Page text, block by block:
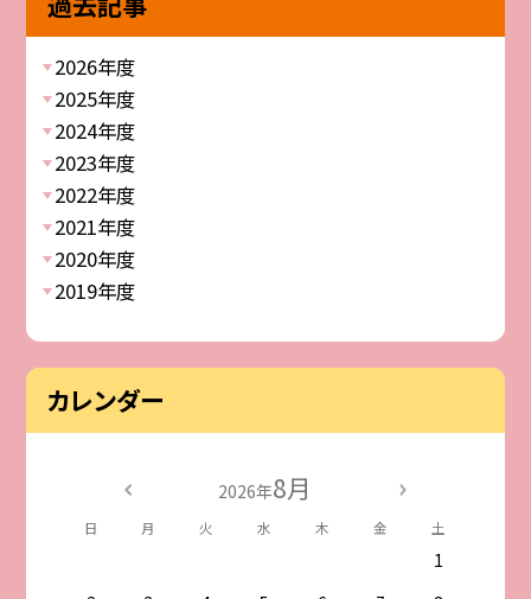
2026年度
2025年度
2024年度
2023年度
2022年度
2021年度
2020年度
2019年度
カレンダー
2026年8月
日 月 火 水 木 金 土
1